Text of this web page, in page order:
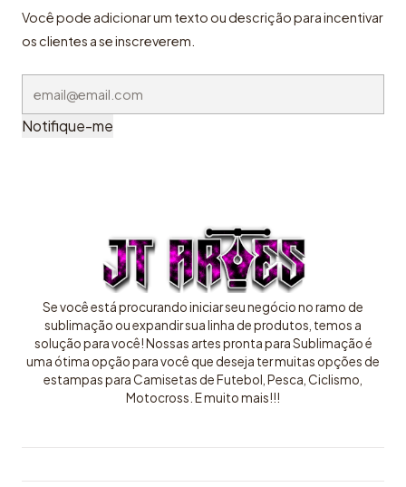
Você pode adicionar um texto ou descrição para incentivar
os clientes a se inscreverem.
Notifique-me
Se você está procurando iniciar seu negócio no ramo de
sublimação ou expandir sua linha de produtos, temos a
solução para você! Nossas artes pronta para Sublimação é
uma ótima opção para você que deseja ter muitas opções de
estampas para Camisetas de Futebol, Pesca, Ciclismo,
Motocross. E muito mais!!!